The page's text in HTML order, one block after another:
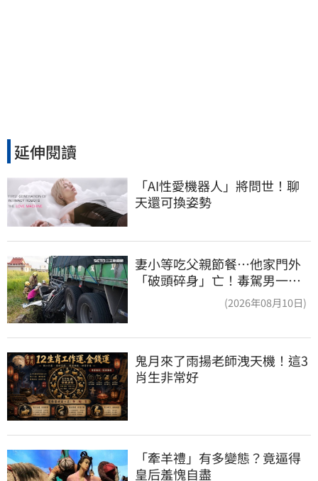
延伸閱讀
「AI性愛機器人」將問世！聊
天還可換姿勢
妻小等吃父親節餐⋯他家門外
「破頭碎身」亡！毒駕男一路
(2026年08月10日)
鬼月來了雨揚老師洩天機！這3
肖生非常好
「牽羊禮」有多變態？竟逼得
皇后羞愧自盡